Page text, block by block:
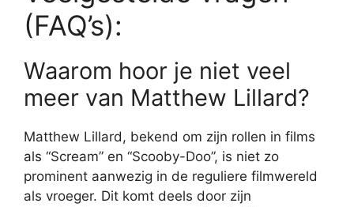
(FAQ’s):
Waarom hoor je niet veel
meer van Matthew Lillard?
Matthew Lillard, bekend om zijn rollen in films
als “Scream” en “Scooby-Doo”, is niet zo
prominent aanwezig in de reguliere filmwereld
als vroeger. Dit komt deels door zijn